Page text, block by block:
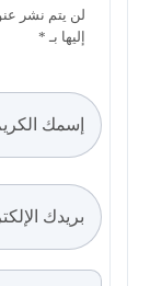
لن يتم نشر
إليها بـ *